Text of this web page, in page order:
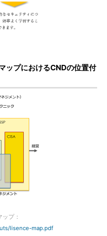
ップにおけるCNDの位置付
プ：
lisence-map.pdf